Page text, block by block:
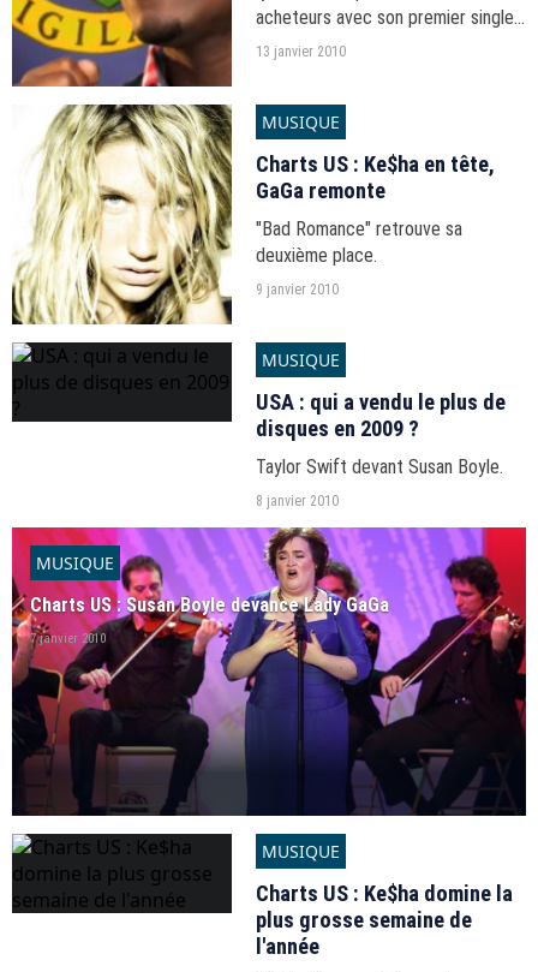
acheteurs avec son premier single,
"Replay".
13 janvier 2010
MUSIQUE
Charts US : Ke$ha en tête,
GaGa remonte
"Bad Romance" retrouve sa
deuxième place.
9 janvier 2010
MUSIQUE
USA : qui a vendu le plus de
disques en 2009 ?
Taylor Swift devant Susan Boyle.
8 janvier 2010
MUSIQUE
Charts US : Susan Boyle devance Lady GaGa
7 janvier 2010
MUSIQUE
Charts US : Ke$ha domine la
plus grosse semaine de
l'année